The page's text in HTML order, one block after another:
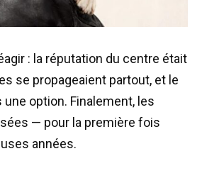
: la réputation du centre était
se propageaient partout, et le
une option. Finalement, les
— pour la première fois
années.